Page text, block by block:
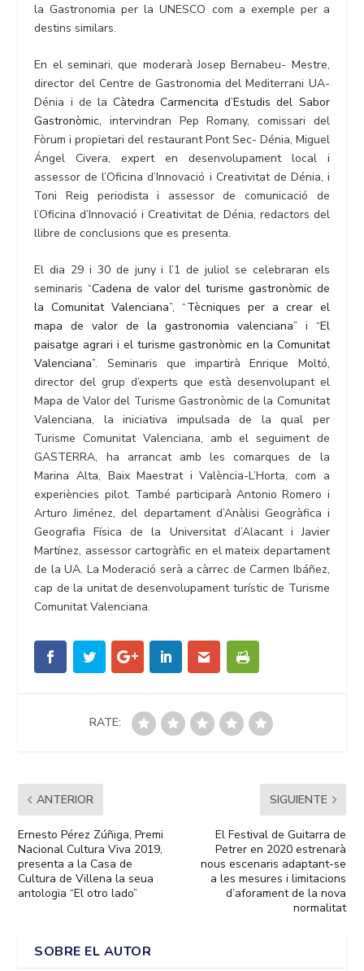
la Gastronomia per la UNESCO com a exemple per a
destins similars.
En el seminari, que moderarà Josep Bernabeu- Mestre,
director del Centre de Gastronomia del Mediterrani UA-
Dénia i de la Càtedra Carmencita d’Estudis del Sabor
Gastronòmic, intervindran Pep Romany, comissari del
Fòrum i propietari del restaurant Pont Sec- Dénia, Miguel
Ángel Civera, expert en desenvolupament local i
assessor de l’Oficina d’Innovació i Creativitat de Dénia, i
Toni Reig periodista i assessor de comunicació de
l’Oficina d’Innovació i Creativitat de Dénia, redactors del
llibre de conclusions que es presenta.
El dia 29 i 30 de juny i l’1 de juliol se celebraran els
seminaris “Cadena de valor del turisme gastronòmic de
la Comunitat Valenciana”, “Tècniques per a crear el
mapa de valor de la gastronomia valenciana” i “El
paisatge agrari i el turisme gastronòmic en la Comunitat
Valenciana”. Seminaris que impartirà Enrique Moltó,
director del grup d’experts que està desenvolupant el
Mapa de Valor del Turisme Gastronòmic de la Comunitat
Valenciana, la iniciativa impulsada de la qual per
Turisme Comunitat Valenciana, amb el seguiment de
GASTERRA, ha arrancat amb les comarques de la
Marina Alta, Baix Maestrat i València-L’Horta, com a
experiències pilot. També participarà Antonio Romero i
Arturo Jiménez, del departament d’Anàlisi Geogràfica i
Geografia Física de la Universitat d’Alacant i Javier
Martínez, assessor cartogràfic en el mateix departament
de la UA. La Moderació serà a càrrec de Carmen Ibáñez,
cap de la unitat de desenvolupament turístic de Turisme
Comunitat Valenciana.
RATE:
ANTERIOR
Ernesto Pérez Zúñiga, Premi
Nacional Cultura Viva 2019,
presenta a la Casa de
Cultura de Villena la seua
antologia “El otro lado”
SIGUIENTE
El Festival de Guitarra de
Petrer en 2020 estrenarà
nous escenaris adaptant-se
a les mesures i limitacions
d’aforament de la nova
normalitat
SOBRE EL AUTOR